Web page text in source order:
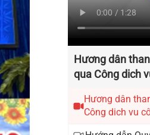
Sơn nhiệm
Thông báo
cử đại biểu
Quế Sơn
Hương dân
qua Công dich
Hương dân
Công dich vu